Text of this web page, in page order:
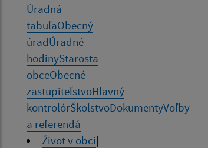
Úradná
tabuľaObecný
úradÚradné
hodinyStarosta
obceObecné
zastupiteľstvoHlavný
kontrolórŠkolstvoDokumentyVoľby
a referendá
Život v obci|